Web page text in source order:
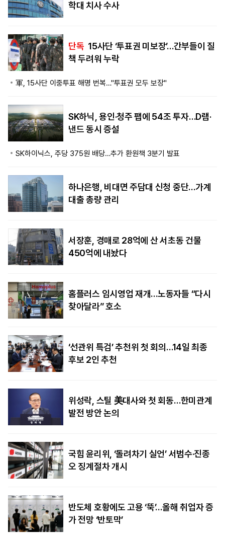
학대 치사 수사
단독 15사단 ‘투표권 미보장’…간부들이 질
책 두려워 누락
軍, 15사단 이중투표 해명 번복…"투표권 모두 보장"
SK하닉, 용인·청주 팹에 54조 투자…D램·
낸드 동시 증설
SK하이닉스, 주당 375원 배당…추가 환원책 3분기 발표
하나은행, 비대면 주담대 신청 중단…가계
대출 총량 관리
서장훈, 경매로 28억에 산 서초동 건물
450억에 내놨다
홈플러스 임시영업 재개…노동자들 “다시
찾아달라” 호소
‘선관위 특검’ 추천위 첫 회의…14일 최종
후보 2인 추천
위성락, 스틸 美대사와 첫 회동…한미관계
발전 방안 논의
국힘 윤리위, ‘돌려차기 실언’ 서범수·진종
오 징계절차 개시
반도체 호황에도 고용 ‘뚝’…올해 취업자 증
가 전망 ‘반토막’